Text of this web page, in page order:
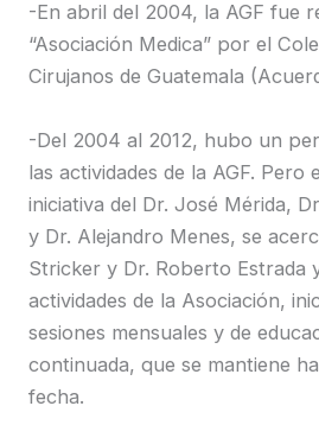
-En abril del 2004, la AGF fue
“Asociación Medica” por el
Cirujanos de Guatemala
-Del 2004 al 2012, hubo un
las actividades de la AGF. Pero
iniciativa del Dr. José Mérida,
y Dr. Alejandro Menes, se
Stricker y Dr. Roberto Estrada
actividades de la Asociación,
sesiones mensuales y de
continuada, que se mantiene
fecha.